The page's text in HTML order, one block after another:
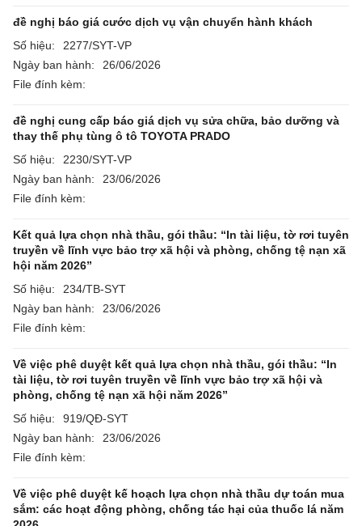
đề nghị báo giá cước dịch vụ vận chuyển hành khách
Số hiệu:
2277/SYT-VP
Ngày ban hành:
26/06/2026
File đính kèm:
đề nghị cung cấp báo giá dịch vụ sửa chữa, bảo dưỡng và
thay thế phụ tùng ô tô TOYOTA PRADO
Số hiệu:
2230/SYT-VP
Ngày ban hành:
23/06/2026
File đính kèm:
Kết quả lựa chọn nhà thầu, gói thầu: “In tài liệu, tờ rơi tuyên
truyền về lĩnh vực bảo trợ xã hội và phòng, chống tệ nạn xã
hội năm 2026”
Số hiệu:
234/TB-SYT
Ngày ban hành:
23/06/2026
File đính kèm:
Về việc phê duyệt kết quả lựa chọn nhà thầu, gói thầu: “In
tài liệu, tờ rơi tuyên truyền về lĩnh vực bảo trợ xã hội và
phòng, chống tệ nạn xã hội năm 2026”
Số hiệu:
919/QĐ-SYT
Ngày ban hành:
23/06/2026
File đính kèm:
Về việc phê duyệt kế hoạch lựa chọn nhà thầu dự toán mua
sắm: các hoạt động phòng, chống tác hại của thuốc lá năm